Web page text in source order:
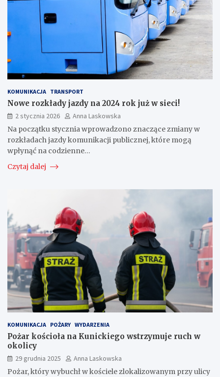
KOMUNIKACJA TRANSPORT
Nowe rozkłady jazdy na 2024 rok już w sieci!
2 stycznia 2026
Anna Laskowska
Na początku stycznia wprowadzono znaczące zmiany w
rozkładach jazdy komunikacji publicznej, które mogą
wpłynąć na codzienne…
Czytaj dalej
KOMUNIKACJA POŻARY WYDARZENIA
Pożar kościoła na Kunickiego wstrzymuje ruch w
okolicy
29 grudnia 2025
Anna Laskowska
Pożar, który wybuchł w kościele zlokalizowanym przy ulicy